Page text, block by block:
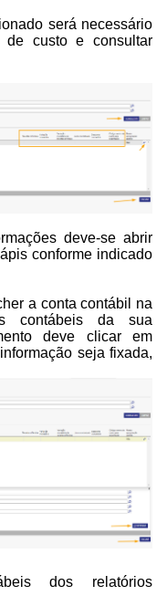
será necessário
de custo e consultar
deve-se abrir
conforme indicado
a conta contábil na
contábeis da sua
deve clicar em
seja fixada,
dos relatórios